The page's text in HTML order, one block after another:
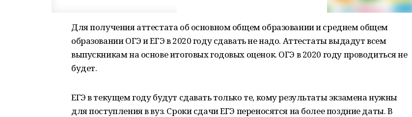
Для получения аттестата об основном общем образовании и среднем общем
образовании ОГЭ и ЕГЭ в 2020 году сдавать не надо. Аттестаты выдадут всем
выпускникам на основе итоговых годовых оценок. ОГЭ в 2020 году проводиться не
будет.
ЕГЭ в текущем году будут сдавать только те, кому результаты экзамена нужны
для поступления в вуз. Сроки сдачи ЕГЭ переносятся на более поздние даты. В